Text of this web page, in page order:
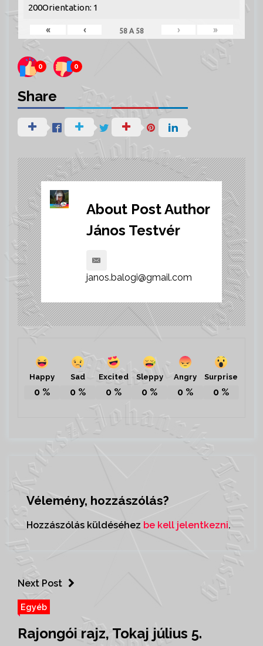
200Orientation: 1
« ‹ 58 A 58 › »
0 0
Share
About Post Author
János Testvér
janos.balogi@gmail.com
Happy
0 %
Sad
0 %
Excited
0 %
Sleppy
0 %
Angry
0 %
Surprise
0 %
Vélemény, hozzászólás?
Hozzászólás küldéséhez be kell jelentkezni.
Next Post
Egyéb
Rajongói rajz, Tokaj július 5.